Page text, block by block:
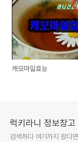
캐모마일효능
럭키라니 정보창고
검색하다 여기까지 왔다